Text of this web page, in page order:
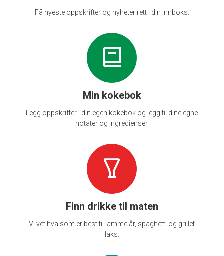
Få nyeste oppskrifter og nyheter rett i din innboks.
Min kokebok
Legg oppskrifter i din egen kokebok og legg til dine egne
notater og ingredienser.
Finn drikke til maten
Vi vet hva som er best til lammelår, spaghetti og grillet
laks.